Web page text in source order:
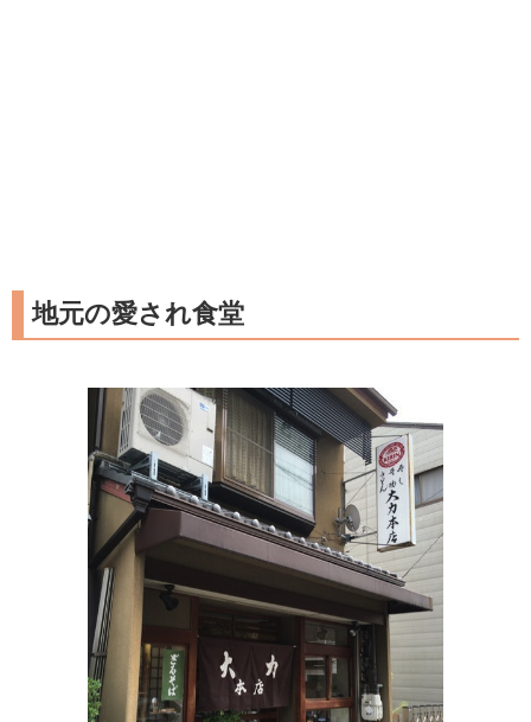
地元の愛され食堂